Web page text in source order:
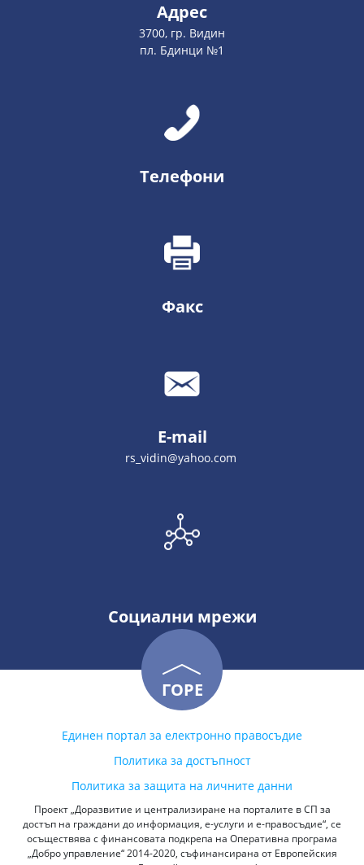
Адрес
3700, гр. Видин
пл. Бдинци №1
Телефони
Факс
E-mail
rs_vidin@yahoo.com
Социални мрежи
ГОРЕ
Единен портал за електронно правосъдие
Политика за достъпност
Политика за защита на личните данни
Проект „Доразвитие и централизиране на порталите в СП за
достъп на граждани до информация, е-услуги и е-правосъдие“, се
осъществява с финансовата подкрепа на Оперативна програма
„Добро управление“ 2014-2020, съфинансирана от Европейския